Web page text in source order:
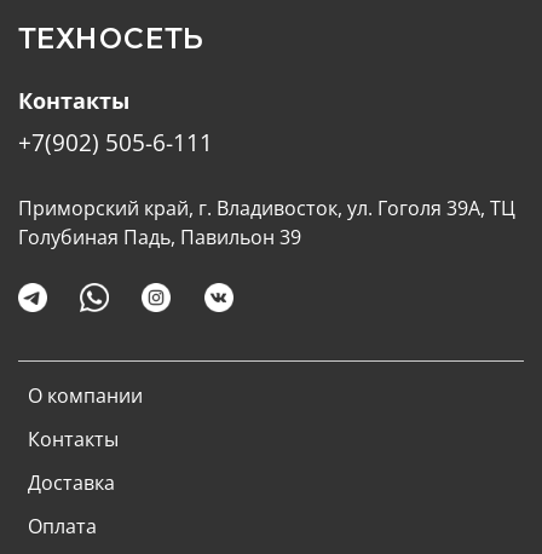
ТЕХНОСЕТЬ
О компании
Контакты
Доставка
Оплата
Контакты
+7(902) 505-6-111
Приморский край, г. Владивосток, ул. Гоголя 39А, ТЦ
Голубиная Падь, Павильон 39